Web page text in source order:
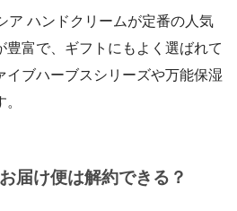
ア ハンドクリームが定番の人気
豊富で、ギフトにもよく選ばれて
イブハーブスシリーズや万能保湿
届け便は解約できる？